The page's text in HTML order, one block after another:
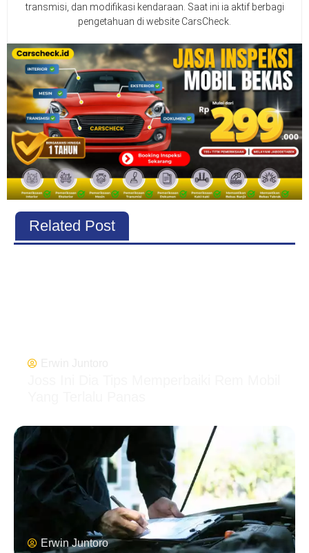
transmisi, dan modifikasi kendaraan. Saat ini ia aktif berbagi
pengetahuan di website CarsCheck.
Erwin Juntoro
Related Post